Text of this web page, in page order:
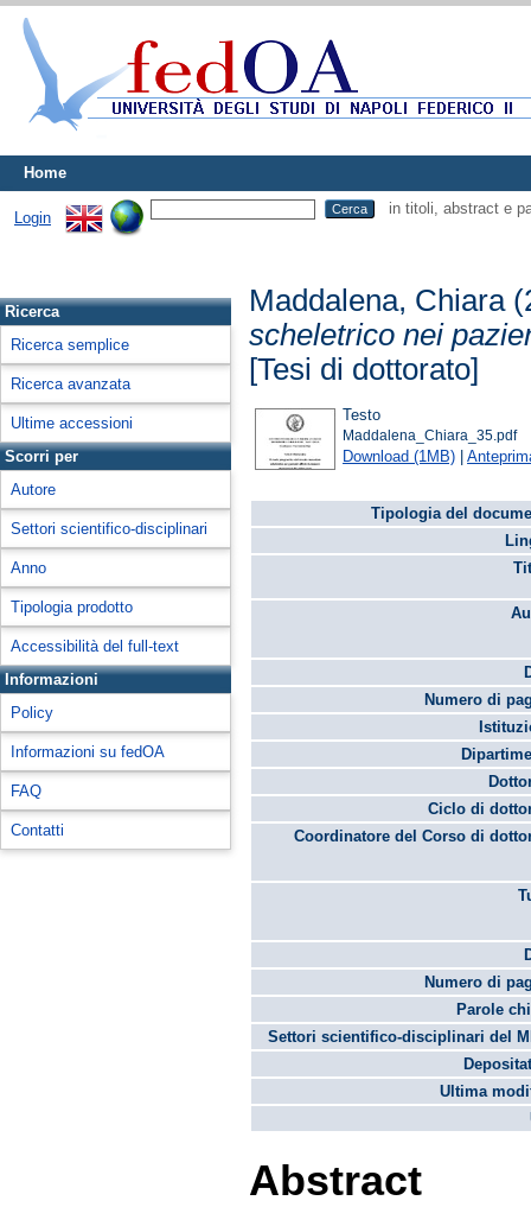
Home
Login
in titoli, abstract e
Ricerca
Ricerca semplice
Ricerca avanzata
Ultime accessioni
Scorri per
Autore
Settori scientifico-disciplinari
Anno
Tipologia prodotto
Accessibilità del full-text
Informazioni
Policy
Informazioni su fedOA
FAQ
Contatti
Maddalena, Chiara
scheletrico nei
[Tesi di dottorato]
Testo
Maddalena_Chiara_35.pdf
Download (1MB) |
Tipologia del
Numero di
Ciclo di
Coordinatore del Corso di
Numero di
Parole
Settori scientifico-disciplinari del
Ultima
Abstract